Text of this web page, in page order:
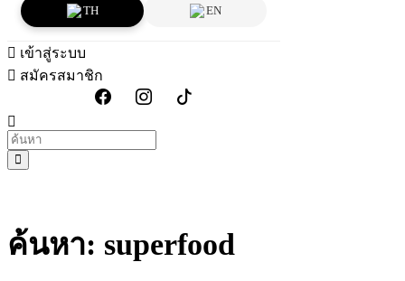
TH EN
เข้าสู่ระบบ
สมัครสมาชิก
ค้นหา: superfood